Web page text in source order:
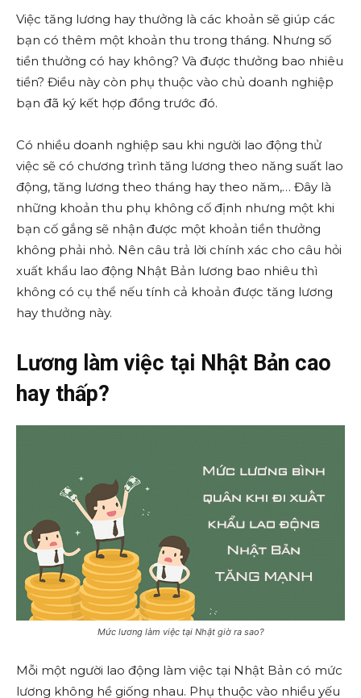
Việc tăng lương hay thưởng là các khoản sẽ giúp các
bạn có thêm một khoản thu trong tháng. Nhưng số
tiền thưởng có hay không? Và được thưởng bao nhiêu
tiền? Điều này còn phụ thuộc vào chủ doanh nghiệp
bạn đã ký kết hợp đồng trước đó.
Có nhiều doanh nghiệp sau khi người lao động thử
việc sẽ có chương trình tăng lương theo năng suất lao
động, tăng lương theo tháng hay theo năm,… Đây là
những khoản thu phụ không cố định nhưng một khi
bạn cố gắng sẽ nhận được một khoản tiền thưởng
không phải nhỏ. Nên câu trả lời chính xác cho câu hỏi
xuất khẩu lao động Nhật Bản lương bao nhiêu thì
không có cụ thể nếu tính cả khoản được tăng lương
hay thưởng này.
Lương làm việc tại Nhật Bản cao
hay thấp?
Mức lương làm việc tại Nhật giờ ra sao?
Mỗi một người lao động làm việc tại Nhật Bản có mức
lương không hề giống nhau. Phụ thuộc vào nhiều yếu